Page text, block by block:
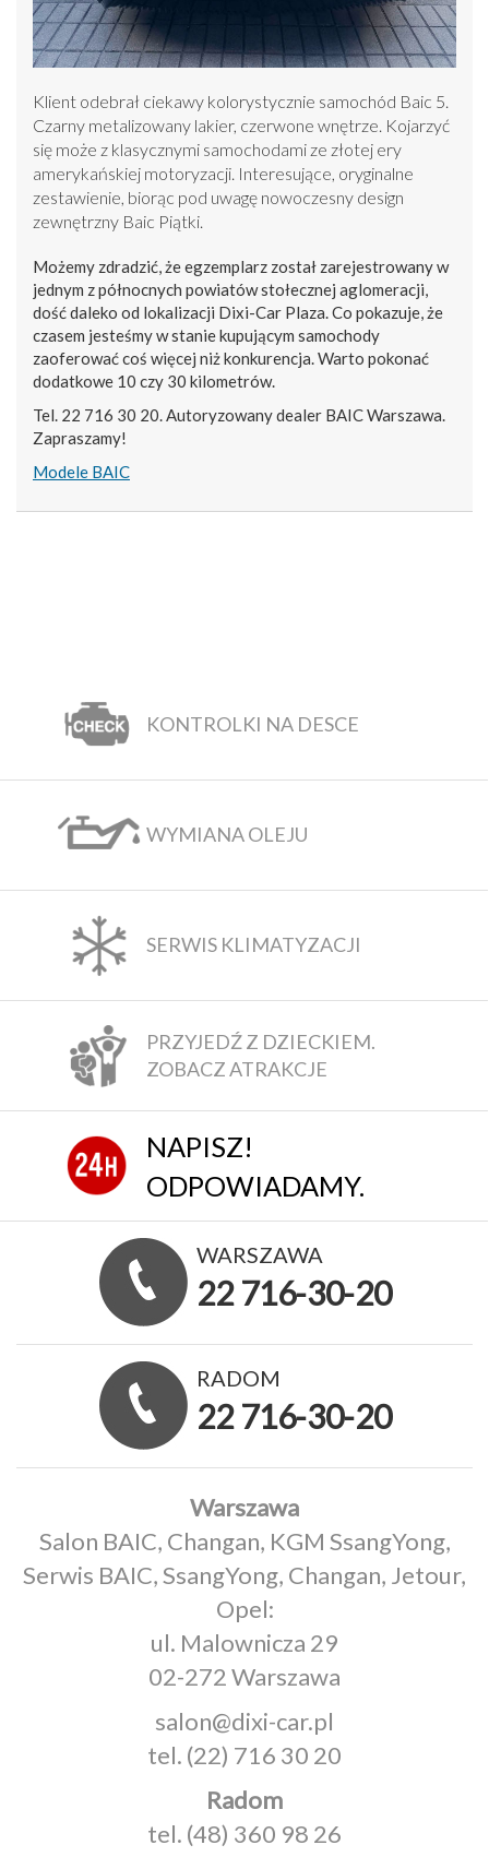
Klient odebrał ciekawy kolorystycznie samochód Baic 5.
Czarny metalizowany lakier, czerwone wnętrze. Kojarzyć
się może z klasycznymi samochodami ze złotej ery
amerykańskiej motoryzacji. Interesujące, oryginalne
zestawienie, biorąc pod uwagę nowoczesny design
zewnętrzny Baic Piątki.
Możemy zdradzić, że egzemplarz został zarejestrowany w
jednym z północnych powiatów stołecznej aglomeracji,
dość daleko od lokalizacji Dixi-Car Plaza. Co pokazuje, że
czasem jesteśmy w stanie kupującym samochody
zaoferować coś więcej niż konkurencja. Warto pokonać
dodatkowe 10 czy 30 kilometrów.
Tel. 22 716 30 20. Autoryzowany dealer BAIC Warszawa.
Zapraszamy!
Modele BAIC
KONTROLKI NA DESCE
WYMIANA OLEJU
SERWIS KLIMATYZACJI
PRZYJEDŹ Z DZIECKIEM.
ZOBACZ ATRAKCJE
NAPISZ!
ODPOWIADAMY.
WARSZAWA
22 716-30-20
RADOM
22 716-30-20
Warszawa
Salon BAIC, Changan, KGM SsangYong,
Serwis BAIC, SsangYong, Changan, Jetour,
Opel:
ul. Malownicza 29
02-272 Warszawa
salon@dixi-car.pl
tel. (22) 716 30 20
Radom
tel. (48) 360 98 26